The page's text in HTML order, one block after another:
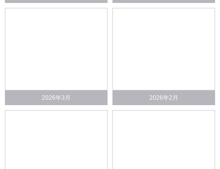
2026年3月 2026年2月